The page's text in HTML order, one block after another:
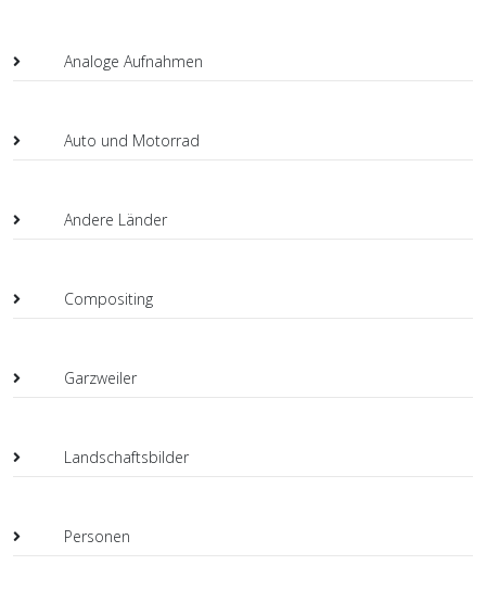
Analoge Aufnahmen
Auto und Motorrad
Andere Länder
Compositing
Garzweiler
Landschaftsbilder
Personen